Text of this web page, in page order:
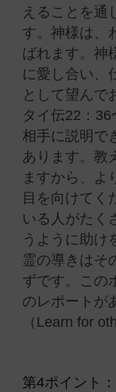
えることを通
す。神様は、
ばれます。神
に愛し合い、
として望んで
タイ伝22：36
相手に説明で
あります。教
ますから、よ
目を向けてく
いる人がたく
うように助け
霊の導きはそ
ずです。この
のレポートが
（Learn for
第4ポイント